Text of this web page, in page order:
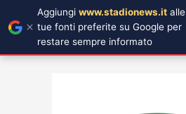
Aggiungi www.stadionews.it alle
tue fonti preferite su Google per
restare sempre informato